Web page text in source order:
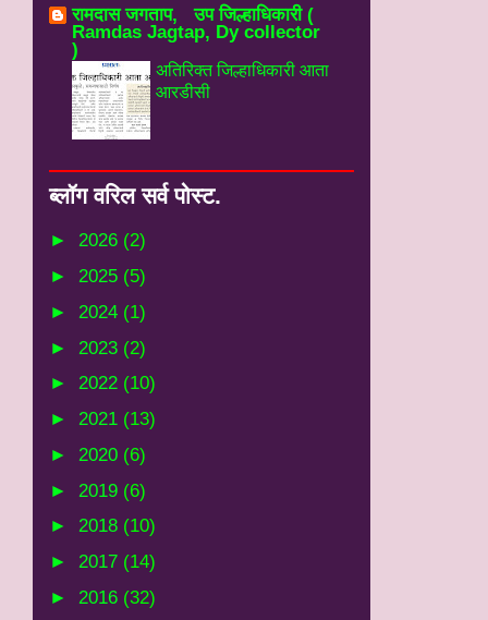
रामदास जगताप, उप जिल्हाधिकारी (
Ramdas Jagtap, Dy collector
)
अतिरिक्त जिल्हाधिकारी आता
आरडीसी
ब्‍लॉग वरिल सर्व पोस्‍ट.
► 2026 (2)
► 2025 (5)
► 2024 (1)
► 2023 (2)
► 2022 (10)
► 2021 (13)
► 2020 (6)
► 2019 (6)
► 2018 (10)
► 2017 (14)
► 2016 (32)